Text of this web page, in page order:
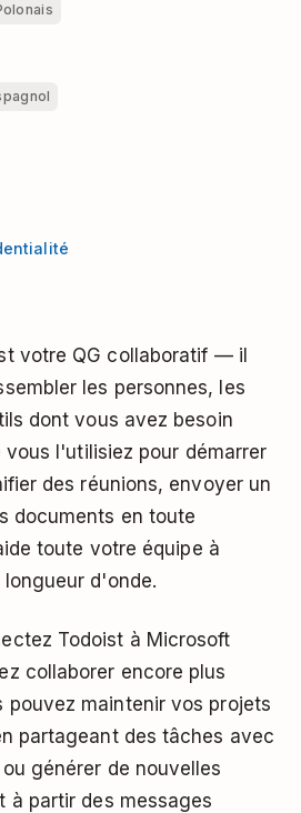
votre QG collaboratif — il
les personnes, les
dont vous avez besoin
vous l'utilisiez pour démarrer
des réunions, envoyer un
documents en toute
toute votre équipe à
d'onde.
Todoist à Microsoft
collaborer encore plus
pouvez maintenir vos projets
partageant des tâches avec
générer de nouvelles
à partir des messages